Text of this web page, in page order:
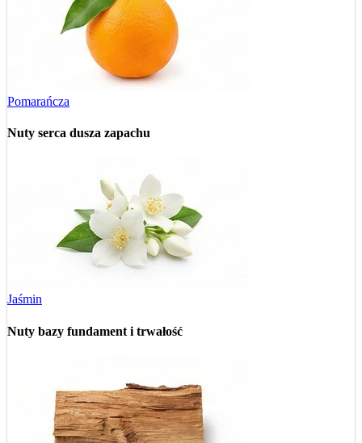
Pomarańcza
Nuty serca dusza zapachu
Jaśmin
Nuty bazy fundament i trwałość